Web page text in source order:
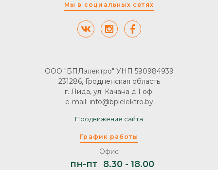
Мы в социальных сетях
График работы
Офис
пн-пт 8.30 - 18.00
ООО "БПЛэлектро" УНП 590984939
231286, Гродненская область
г. Лида, ул. Качана д.1 оф.
e-mail: info@bplelektro.by
Продвижение сайта